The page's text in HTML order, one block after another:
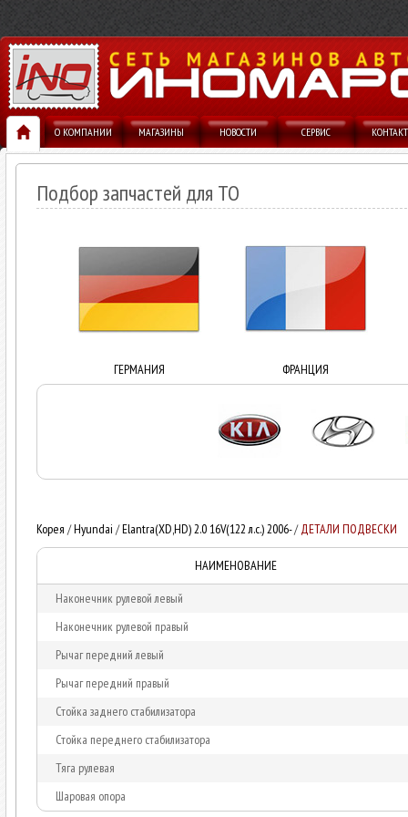
О КОМПАНИИ МАГАЗИНЫ НОВОСТИ СЕРВИС
Подбор запчастей для ТО
ГЕРМАНИЯ ФРАНЦИЯ
Корея /Hyundai /Elantra(XD,HD) 2.0 16V(122 л.с.) 2006-/ДЕТАЛИ ПОДВЕСКИ
НАИМЕНОВАНИЕ
Наконечник рулевой левый
Наконечник рулевой правый
Рычаг передний левый
Рычаг передний правый
Стойка заднего стабилизатора
Стойка переднего стабилизатора
Тяга рулевая
Шаровая опора